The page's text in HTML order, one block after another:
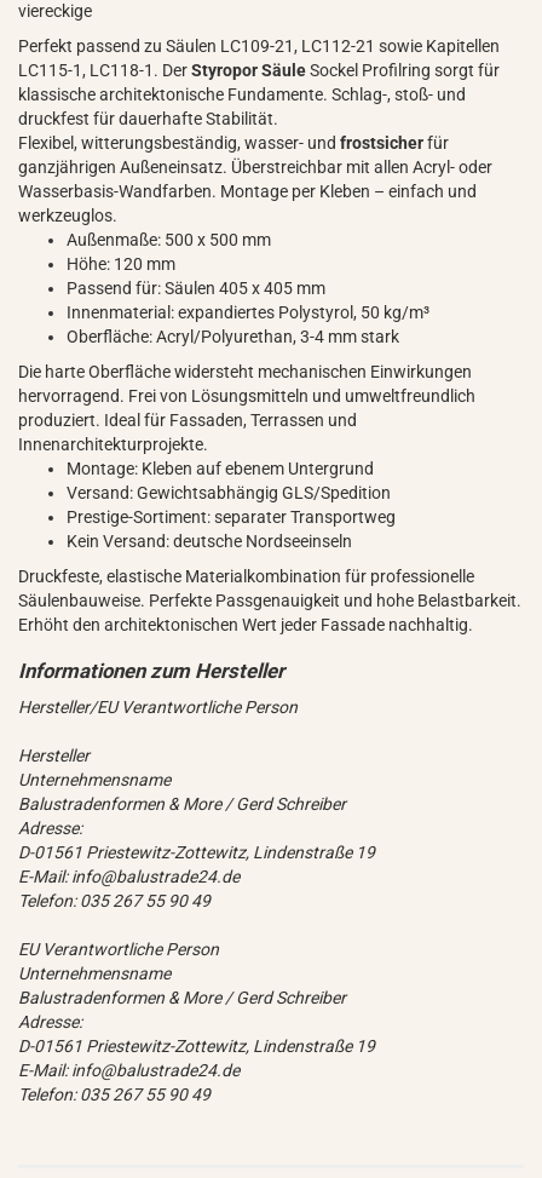
viereckige
Perfekt passend zu Säulen LC109-21, LC112-21 sowie Kapitellen
LC115-1, LC118-1. DerStyropor SäuleSockel Profilring sorgt für
klassische architektonische Fundamente. Schlag-, stoß- und
druckfest für dauerhafte Stabilität.
Flexibel, witterungsbeständig, wasser- und frostsicherfür
ganzjährigen Außeneinsatz. Überstreichbar mit allen Acryl- oder
Wasserbasis-Wandfarben. Montage per Kleben – einfach und
werkzeuglos.
Außenmaße: 500 x 500 mm
Höhe: 120 mm
Passend für: Säulen 405 x 405 mm
Innenmaterial: expandiertes Polystyrol, 50 kg/m³
Oberfläche: Acryl/Polyurethan, 3-4 mm stark
Die harte Oberfläche widersteht mechanischen Einwirkungen
hervorragend. Frei von Lösungsmitteln und umweltfreundlich
produziert. Ideal für Fassaden, Terrassen und
Innenarchitekturprojekte.
Montage: Kleben auf ebenem Untergrund
Versand: Gewichtsabhängig GLS/Spedition
Prestige-Sortiment: separater Transportweg
Kein Versand: deutsche Nordseeinseln
Druckfeste, elastische Materialkombination für professionelle
Säulenbauweise. Perfekte Passgenauigkeit und hohe Belastbarkeit.
Erhöht den architektonischen Wert jeder Fassade nachhaltig.
Hersteller/EU Verantwortliche Person
Hersteller
Unternehmensname
Balustradenformen & More / Gerd Schreiber
Adresse:
D-01561 Priestewitz-Zottewitz, Lindenstraße 19
E-Mail: info@balustrade24.de
Telefon: 035 267 55 90 49
EU Verantwortliche Person
Unternehmensname
Balustradenformen & More / Gerd Schreiber
Adresse:
D-01561 Priestewitz-Zottewitz, Lindenstraße 19
E-Mail: info@balustrade24.de
Telefon: 035 267 55 90 49